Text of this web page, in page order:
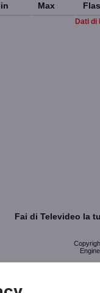
Max
Dati di
Fai di Televideo la